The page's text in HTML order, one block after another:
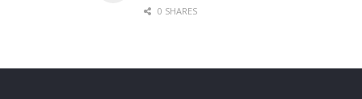
0 SHARES